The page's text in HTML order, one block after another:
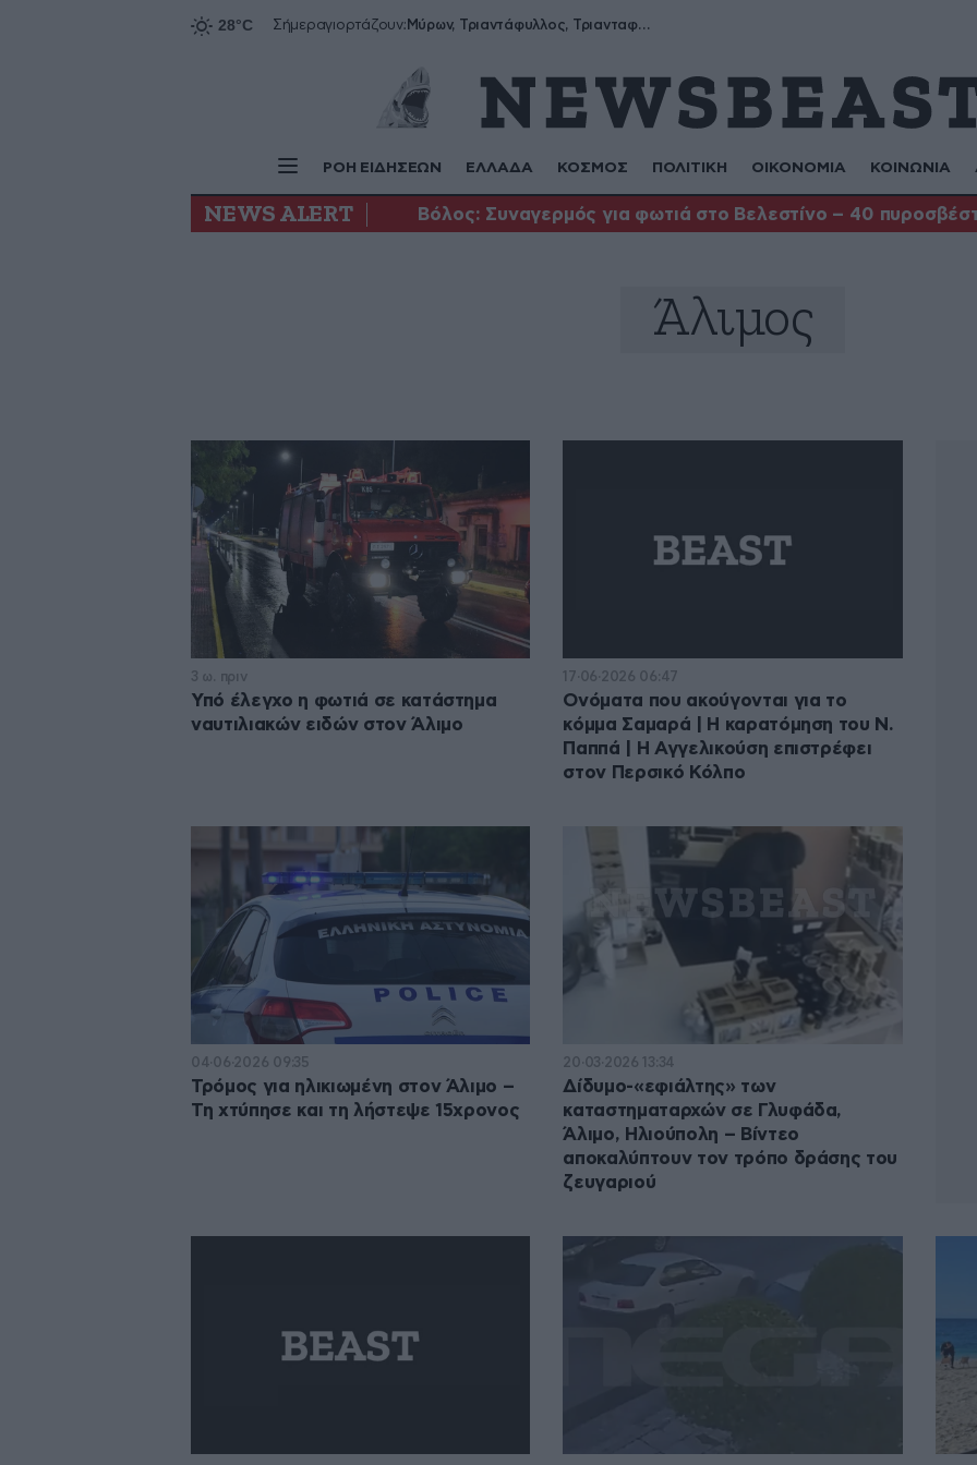
Σήμεραγιορτάζουν: Μύρων, Τριαντάφυλλος, Τριανταφυλλιά, Φυλλιώ, Ρόζα
ΡΟΗ ΕΙΔΗΣΕΩΝ ΕΛΛΑΔΑ ΚΟΣΜΟΣ ΠΟΛΙΤΙΚΗ ΟΙΚΟΝΟΜΙΑ ΚΟΙΝΩΝΙΑ
NEWS ALERT Βόλος: Συναγερμός για φωτιά στο Βελεστίνο – 40
Άλιμος
3 ω. πριν
Υπό έλεγχο η φωτιά σε κατάστημα
ναυτιλιακών ειδών στον Άλιμο
17·06·2026 06:47
Ονόματα που ακούγονται για το
κόμμα Σαμαρά | Η καρατόμηση του Ν.
Παππά | Η Αγγελικούση επιστρέφει
στον Περσικό Κόλπο
04·06·2026 09:35
Τρόμος για ηλικιωμένη στον Άλιμο –
Τη χτύπησε και τη λήστεψε 15χρονος
20·03·2026 13:34
Δίδυμο-«εφιάλτης» των
καταστηματαρχών σε Γλυφάδα,
Άλιμο, Ηλιούπολη – Βίντεο
αποκαλύπτουν τον τρόπο δράσης του
ζευγαριού